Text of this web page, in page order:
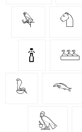
𓅆 𓄇
🍾 𓅹
𓆘 𓆞
𓅽